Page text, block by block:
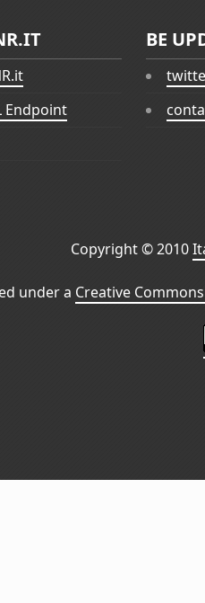
Endpoint
BE
Copyright © 2010
under a Creative